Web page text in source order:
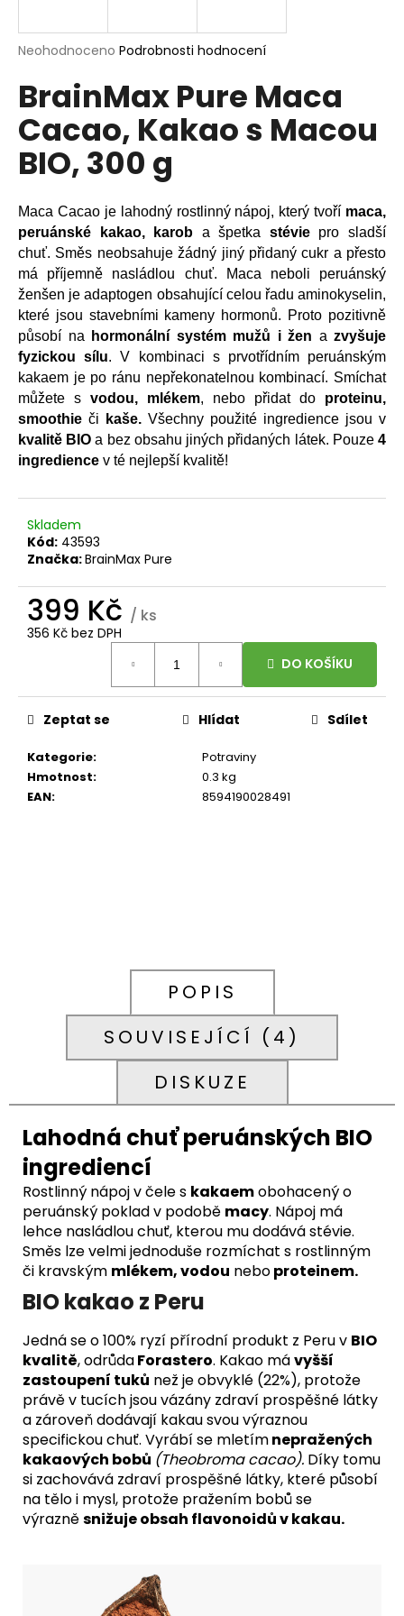
Průměrné
produktu
je
0,0
z
5
hvězdiček.
Neohodnoceno Podrobnosti hodnocení
BrainMax Pure Maca
Cacao, Kakao s Macou
BIO, 300 g
Maca Cacao je lahodný rostlinný nápoj, který tvoří maca,
peruánské kakao, karob a špetka stéviepro sladší
chuť. Směs neobsahuje žádný jiný přidaný cukr a přesto
má příjemně nasládlou chuť. Maca neboli peruánský
ženšen je adaptogen obsahující celou řadu aminokyselin,
které jsou stavebními kameny hormonů. Proto pozitivně
působí na
hormonální systém mužů i žen a zvyšuje
fyzickou sílu. V kombinaci s prvotřídním peruánským
kakaem je po ránu nepřekonatelnou kombinací. Smíchat
můžete s vodou, mlékem, nebo přidat do proteinu,
smoothie či kaše. Všechny použité ingredience jsou v
kvalitě BIO a bez obsahu jiných přidaných látek. Pouze4
ingredience v té nejlepší kvalitě!
Skladem
Kód: 43593
Značka:BrainMax Pure
399 Kč / ks
356 Kč bez DPH
DO KOŠÍKU
Kategorie:
Potraviny
Hmotnost:
0.3 kg
EAN: 8594190028491
Zeptat se Hlídat Sdílet
POPIS
SOUVISEJÍCÍ (4)
DISKUZE
Lahodná chuť peruánských BIO
ingrediencí
Rostlinný nápoj v čele s kakaemobohacený o
peruánský poklad v podobě macy. Nápoj má
lehce nasládlou chuť, kterou mu dodává stévie.
Směs lze velmi jednoduše rozmíchat s rostlinným
či kravským mlékem, vodou neboproteinem.
BIO kakao z Peru
Jedná se o 100% ryzí přírodní produkt z Peru v BIO
kvalitě, odrůdaForastero. Kakao mávyšší
zastoupení tuků než je obvyklé (22%), protože
právě v tucích jsou vázány zdraví prospěšné látky
a zároveň dodávají kakau svou výraznou
specifickou chuť. Vyrábí se mletímnepražených
kakaových bobů (Theobroma cacao). Díky tomu
si zachovává zdraví prospěšné látky, které působí
na tělo i mysl, protože pražením bobů se
výrazněsnižuje obsah flavonoidů v kakau.
j
t
?
HLEDAT
D
o
p
o
r
u
č
u
j
e
e
BRAINMAX
HOŘČÍK
L-
TREONÁT,
90
Původně: